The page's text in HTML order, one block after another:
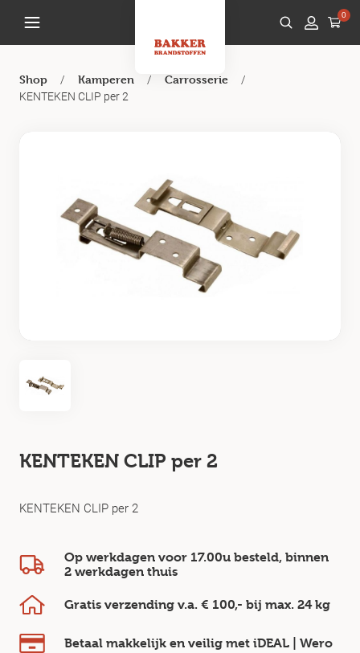
0
Shop / Kamperen / Carrosserie
/
KENTEKEN CLIP per 2
KENTEKEN CLIP per 2
KENTEKEN CLIP per 2
Op werkdagen voor 17.00u besteld, binnen
2 werkdagen thuis
Gratis verzending v.a. € 100,- bij max. 24 kg
Betaal makkelijk en veilig met iDEAL | Wero